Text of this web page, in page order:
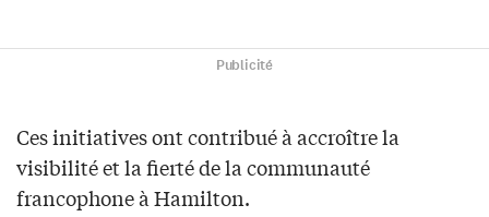
Publicité
Ces initiatives ont contribué à accroître la
visibilité et la fierté de la communauté
francophone à Hamilton.